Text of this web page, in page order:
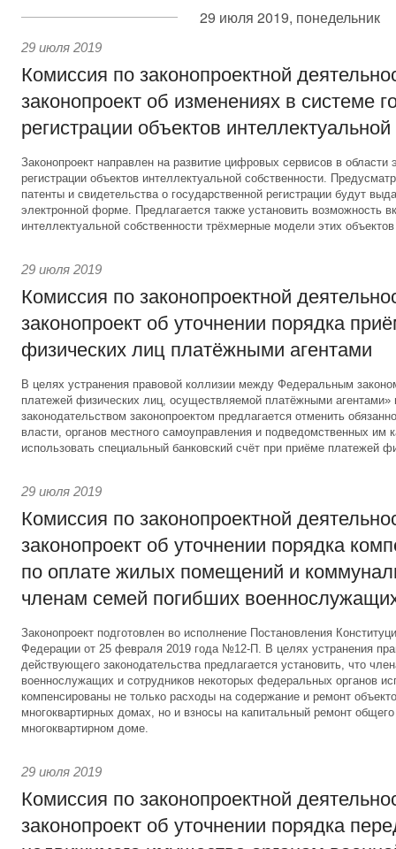
29 июля 2019, понедельник
29 июля 2019
Комиссия по законопроектной
законопроект об изменениях в системе
регистрации объектов
Законопроект направлен на развитие цифровых сервисов в области
регистрации объектов интеллектуальной собственности.
патенты и свидетельства о государственной регистрации будут
электронной форме. Предлагается также установить возможность
интеллектуальной собственности трёхмерные модели этих
29 июля 2019
Комиссия по законопроектной
законопроект об уточнении порядка
физических лиц платёжными агентами
В целях устранения правовой коллизии между Федеральным
платежей физических лиц, осуществляемой платёжными
законодательством законопроектом предлагается отменить
власти, органов местного самоуправления и подведомственных им
использовать специальный банковский счёт при приёме платежей
29 июля 2019
Комиссия по законопроектной
законопроект об уточнении порядка
по оплате жилых помещений и
членам семей погибших
Законопроект подготовлен во исполнение Постановления
Федерации от 25 февраля 2019 года №12-П. В целях устранения
действующего законодательства предлагается установить, что
военнослужащих и сотрудников некоторых федеральных органов
компенсированы не только расходы на содержание и ремонт
многоквартирных домах, но и взносы на капитальный ремонт
многоквартирном доме.
29 июля 2019
Комиссия по законопроектной
законопроект об уточнении порядка